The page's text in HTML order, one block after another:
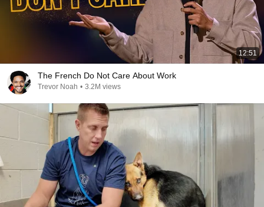
12:51
The French Do Not Care About Work
Trevor Noah • 3.2M views